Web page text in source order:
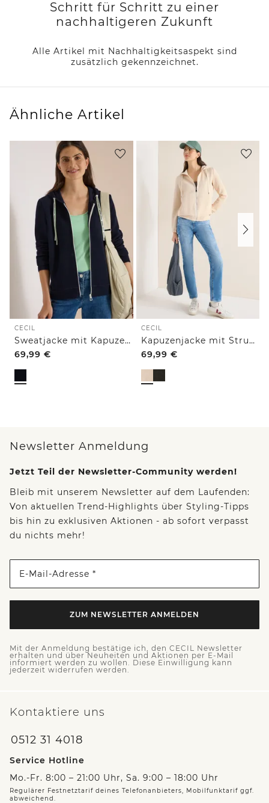
Schritt für Schritt zu einer
nachhaltigeren Zukunft
Alle Artikel mit Nachhaltigkeitsaspekt sind
zusätzlich gekennzeichnet.
Ähnliche Artikel
CECIL
Sweatjacke mit Kapuze und Struktur
69,99 €
CECIL
Kapuzenjacke mit Struktur
69,99 €
Newsletter Anmeldung
Jetzt Teil der Newsletter-Community werden!
Bleib mit unserem Newsletter auf dem Laufenden:
Von aktuellen Trend-Highlights über Styling-Tipps
bis hin zu exklusiven Aktionen - ab sofort verpasst
du nichts mehr!
E-Mail-Adresse *
ZUM NEWSLETTER ANMELDEN
Mit der Anmeldung bestätige ich, den CECIL Newsletter
erhalten und über Neuheiten und Aktionen per E-Mail
informiert werden zu wollen. Diese Einwilligung kann
jederzeit widerrufen werden.
Kontaktiere uns
0512 31 4018
Service Hotline
Mo.-Fr. 8:00 – 21:00 Uhr, Sa. 9:00 – 18:00 Uhr
Regulärer Festnetztarif deines Telefonanbieters, Mobilfunktarif ggf.
abweichend.